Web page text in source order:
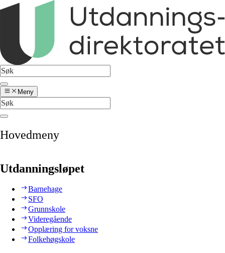
Meny
Hovedmeny
Utdanningsløpet
Barnehage
SFO
Grunnskole
Videregående
Opplæring for voksne
Folkehøgskole